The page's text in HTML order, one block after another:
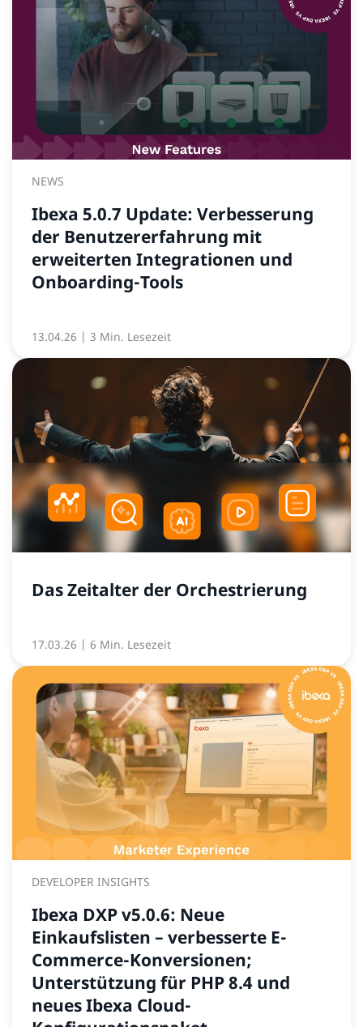
NEWS
Ibexa 5.0.7 Update: Verbesserung
der Benutzererfahrung mit
erweiterten Integrationen und
Onboarding-Tools
13.04.26 | 3 Min. Lesezeit
Das Zeitalter der Orchestrierung
17.03.26 | 6 Min. Lesezeit
DEVELOPER INSIGHTS
Ibexa DXP v5.0.6: Neue
Einkaufslisten – verbesserte E-
Commerce-Konversionen;
Unterstützung für PHP 8.4 und
neues Ibexa Cloud-